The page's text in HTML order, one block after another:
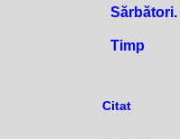
Timp
Citat